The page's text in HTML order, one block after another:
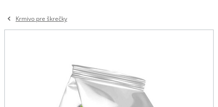
Krmivo pre škrečky